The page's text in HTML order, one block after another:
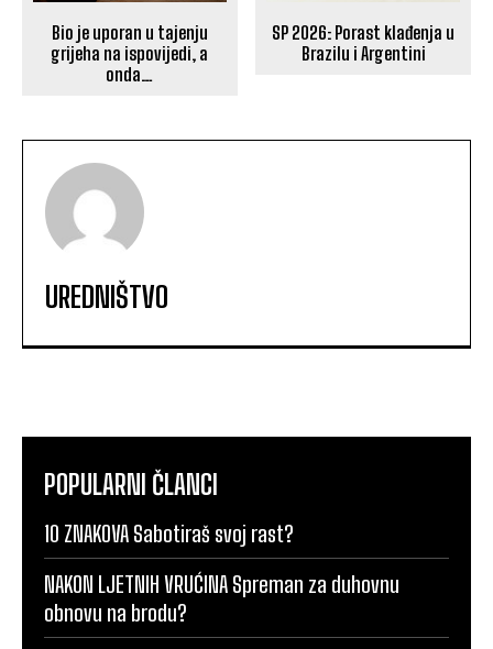
Bio je uporan u tajenju
grijeha na ispovijedi, a
onda…
SP 2026: Porast klađenja u
Brazilu i Argentini
UREDNIŠTVO
POPULARNI ČLANCI
10 ZNAKOVA Sabotiraš svoj rast?
NAKON LJETNIH VRUĆINA Spreman za duhovnu
obnovu na brodu?